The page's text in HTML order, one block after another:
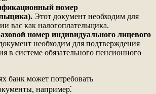
номер
Этот документ необходим для
вас как налогоплательщика.
номер индивидуального лицевого
необходим для подтверждения
в системе обязательного пенсионного
банк может потребовать
например⁚